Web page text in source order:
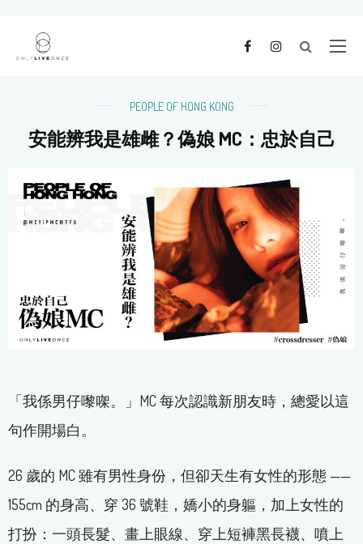
PEOPLE OF HONG KONG
安能辨我是雄雌？偽娘 MC：忠於自己
「我係男仔嚟㗎。」MC 每次認識新朋友時，總愛以這
句作開場白。
26 歲的 MC 雖有男性身份，但卻天生有女性的形態 ——
155cm 的身高、穿 36 號鞋，嬌小的身軀，加上女性的
打扮：一頭長髮、畫上眼線、穿上短褲黑長襪、噴上